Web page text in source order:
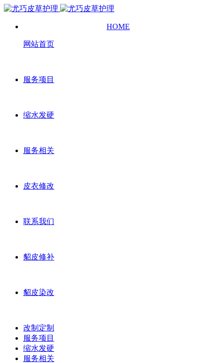
HOME
网站首页
服务项目
缩水发硬
服务相关
皮衣修改
联系我们
貂皮修补
貂皮染改
改制定制
服务项目
缩水发硬
服务相关